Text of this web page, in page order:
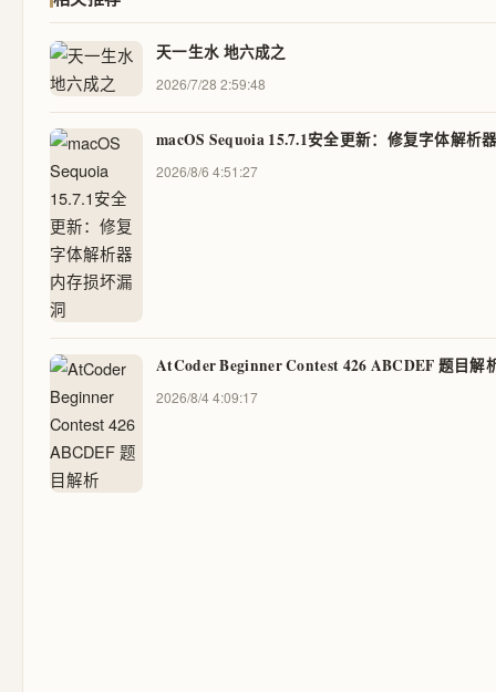
天一生水 地六成之
2026/7/28 2:59:48
macOS Sequoia 15.7.1安全更新：修复字体解析
2026/8/6 4:51:27
AtCoder Beginner Contest 426 ABCDEF 题目解
2026/8/4 4:09:17